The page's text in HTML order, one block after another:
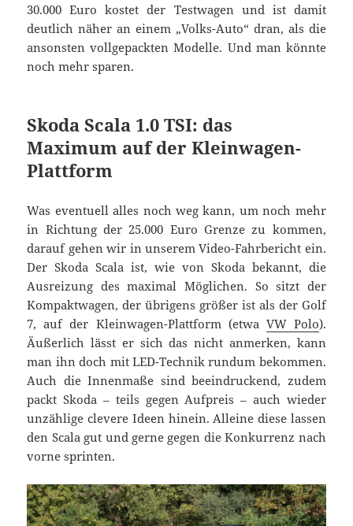
30.000 Euro kostet der Testwagen und ist damit
deutlich näher an einem „Volks-Auto“ dran, als die
ansonsten vollgepackten Modelle. Und man könnte
noch mehr sparen.
Skoda Scala 1.0 TSI: das
Maximum auf der Kleinwagen-
Plattform
Was eventuell alles noch weg kann, um noch mehr
in Richtung der 25.000 Euro Grenze zu kommen,
darauf gehen wir in unserem Video-Fahrbericht ein.
Der Skoda Scala ist, wie von Skoda bekannt, die
Ausreizung des maximal Möglichen. So sitzt der
Kompaktwagen, der übrigens größer ist als der Golf
7, auf der Kleinwagen-Plattform (etwa VW Polo).
Äußerlich lässt er sich das nicht anmerken, kann
man ihn doch mit LED-Technik rundum bekommen.
Auch die Innenmaße sind beeindruckend, zudem
packt Skoda – teils gegen Aufpreis – auch wieder
unzählige clevere Ideen hinein. Alleine diese lassen
den Scala gut und gerne gegen die Konkurrenz nach
vorne sprinten.